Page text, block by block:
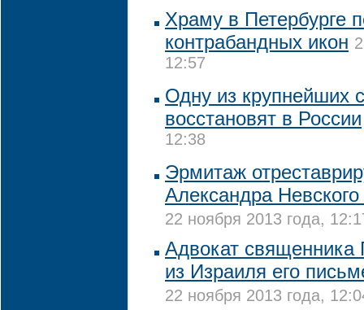
Храму в Петербурге
контрабандных икон
12:57
Одну из крупнейших
восстановят в России
12:38
Эрмитаж
Александра
22 ноября 2013 года,
Адвокат священника
из Израиля его
22 ноября 2013 года,